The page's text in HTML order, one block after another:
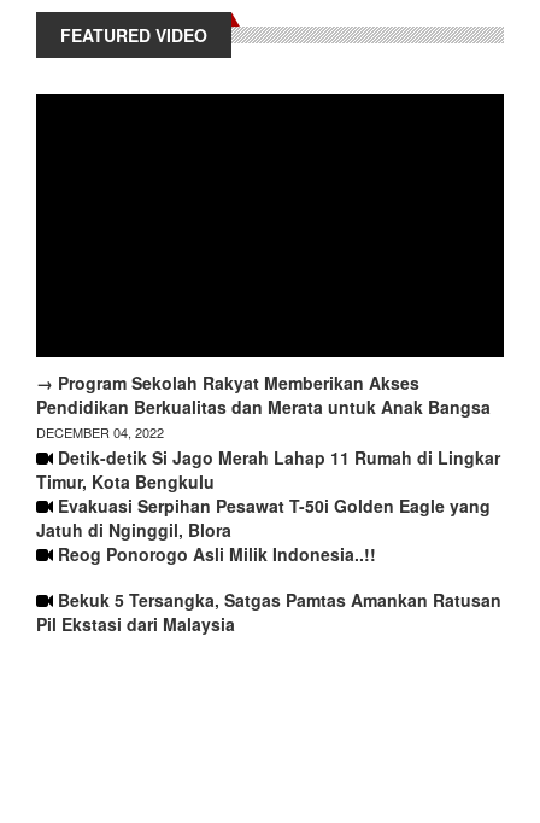
FEATURED VIDEO
→ Program Sekolah Rakyat Memberikan Akses
Pendidikan Berkualitas dan Merata untuk Anak Bangsa
DECEMBER 04, 2022
Detik-detik Si Jago Merah Lahap 11 Rumah di Lingkar
Timur, Kota Bengkulu
Evakuasi Serpihan Pesawat T-50i Golden Eagle yang
Jatuh di Nginggil, Blora
Reog Ponorogo Asli Milik Indonesia..!!
Bekuk 5 Tersangka, Satgas Pamtas Amankan Ratusan
Pil Ekstasi dari Malaysia